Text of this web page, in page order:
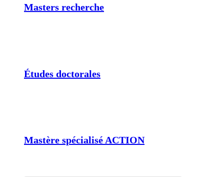
Masters recherche
Études doctorales
Mastère spécialisé ACTION